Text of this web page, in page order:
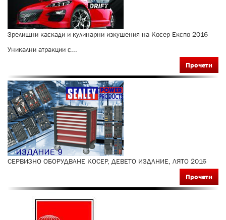
Зрелищни каскади и кулинарни изкушения на Косер Експо 2016
Уникални атракции с...
Прочети
СЕРВИЗНО ОБОРУДВАНЕ КОСЕР, ДЕВЕТО ИЗДАНИЕ, ЛЯТО 2016
Прочети